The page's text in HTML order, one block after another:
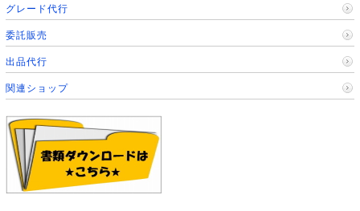
グレード代行
委託販売
出品代行
関連ショップ